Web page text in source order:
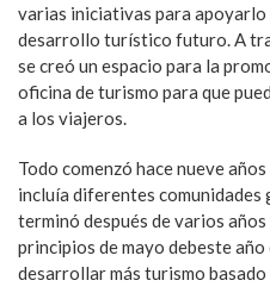
varias iniciativas para apoyarlo
desarrollo turístico futuro. A
se creó un espacio para la
oficina de turismo para que
a los viajeros.
Todo comenzó hace nueve
incluía diferentes comunidades
terminó después de varios
principios de mayo debeste
desarrollar más turismo